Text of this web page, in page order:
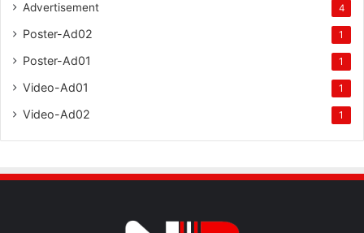
Advertisement 4
Poster-Ad02 1
Poster-Ad01 1
Video-Ad01 1
Video-Ad02 1